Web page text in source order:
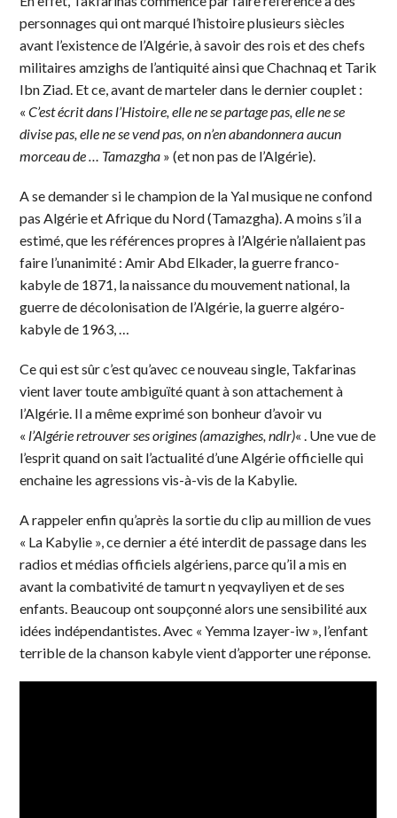
personnages qui ont marqué l’histoire plusieurs siècles
avant l’existence de l’Algérie, à savoir des rois et des chefs
militaires amzighs de l’antiquité ainsi que Chachnaq et Tarik
Ibn Ziad. Et ce, avant de marteler dans le dernier couplet :
«C’est écrit dans l’Histoire, elle ne se partage pas, elle ne se
divise pas, elle ne se vend pas, on n’en abandonnera aucun
morceau de … Tamazgha » (et non pas de l’Algérie).
A se demander si le champion de la Yal musique ne confond
pas Algérie et Afrique du Nord (Tamazgha). A moins s’il a
estimé, que les références propres à l’Algérie n’allaient pas
faire l’unanimité : Amir Abd Elkader, la guerre franco-
kabyle de 1871, la naissance du mouvement national, la
guerre de décolonisation de l’Algérie, la guerre algéro-
kabyle de 1963, …
Ce qui est sûr c’est qu’avec ce nouveau single, Takfarinas
vient laver toute ambiguïté quant à son attachement à
l’Algérie. Il a même exprimé son bonheur d’avoir vu
« l’Algérie retrouver ses origines (amazighes, ndlr)« . Une vue de
l’esprit quand on sait l’actualité d’une Algérie officielle qui
enchaine les agressions vis-à-vis de la Kabylie.
A rappeler enfin qu’après la sortie du clip au million de vues
« La Kabylie », ce dernier a été interdit de passage dans les
radios et médias officiels algériens, parce qu’il a mis en
avant la combativité de tamurt n yeqvayliyen et de ses
enfants. Beaucoup ont soupçonné alors une sensibilité aux
idées indépendantistes. Avec « Yemma lzayer-iw », l’enfant
terrible de la chanson kabyle vient d’apporter une réponse.